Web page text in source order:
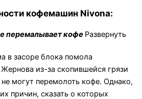
кофемашин Nivona:
перемалывает кофе Развернуть
в засоре блока помола
из-за скопившейся грязи
могут перемолоть кофе. Однако,
причин, сказать о которых